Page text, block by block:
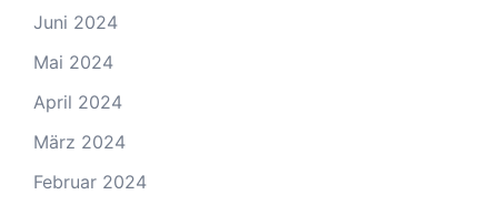
Juni 2024
Mai 2024
April 2024
März 2024
Februar 2024